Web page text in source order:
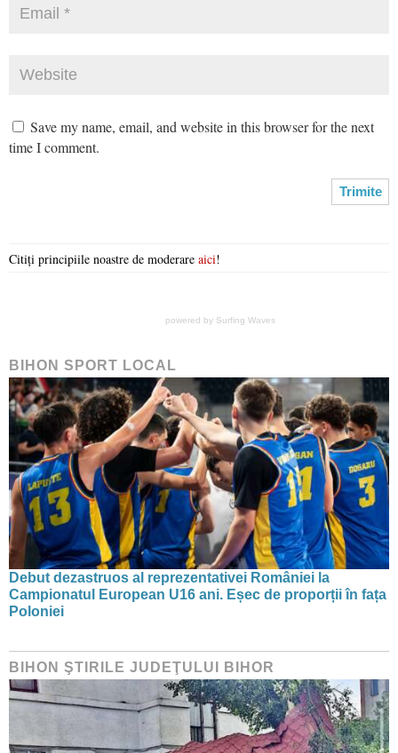
Save my name, email, and website in this browser for the next
time I comment.
Citiți principiile noastre de moderare aici!
powered by Surfing Waves
BIHON SPORT LOCAL
Debut dezastruos al reprezentativei României la
Campionatul European U16 ani. Eșec de proporții în fața
Poloniei
BIHON ŞTIRILE JUDEŢULUI BIHOR